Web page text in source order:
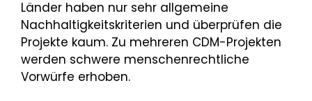
Länder haben nur sehr allgemeine
Nachhaltigkeitskriterien und überprüfen die
Projekte kaum. Zu mehreren CDM-Projekten
werden schwere menschenrechtliche
Vorwürfe erhoben.